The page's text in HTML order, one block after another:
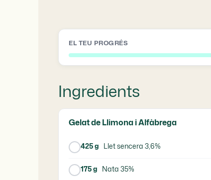
EL TEU PROGRÉS
Ingredients
Gelat de Llimona i Alfàbrega
425 g Llet sencera 3,6%
175 g Nata 35%